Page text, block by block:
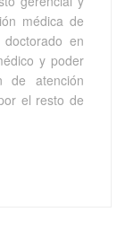
médica de
en
y poder
de atención
el resto de